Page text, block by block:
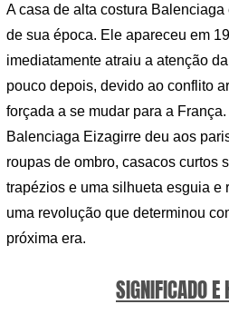
A casa de alta costura
de sua época. Ele apareceu em
imediatamente atraiu a atenção
pouco depois, devido ao conflito
forçada a se mudar para a
Balenciaga Eizagirre deu aos
roupas de ombro, casacos curtos
trapézios e uma silhueta esguia e
uma revolução que determinou
próxima era.
SIGNIFICADO E